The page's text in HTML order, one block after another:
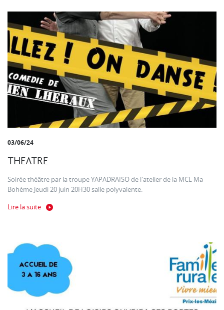
03/06/24
THEATRE
Soirée théâtre par la troupe YAPADRAISO de l'atelier de la MCL Ma
Bohème Jeudi 20 juin 20H30 salle polyvalente.
Lire la suite